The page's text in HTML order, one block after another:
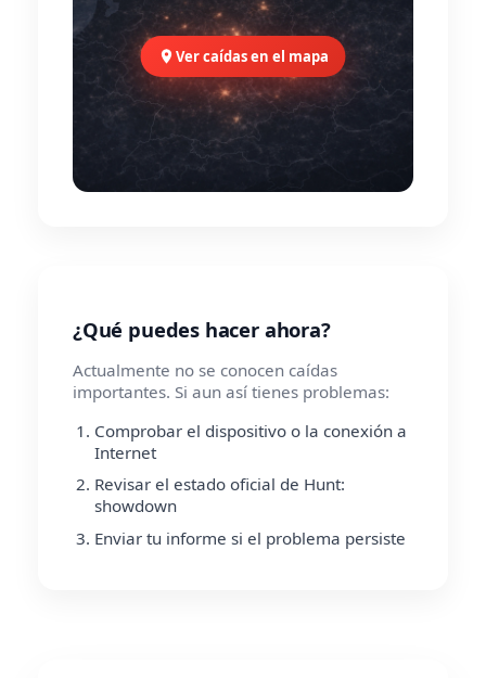
Ver caídas en el mapa
¿Qué puedes hacer ahora?
Actualmente no se conocen caídas
importantes. Si aun así tienes problemas:
Comprobar el dispositivo o la conexión a
Internet
Revisar el estado oficial de Hunt:
showdown
Enviar tu informe si el problema persiste